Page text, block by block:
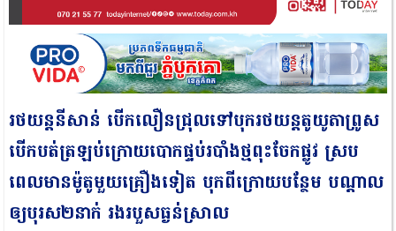
រថយន្តនីសាន់ បើកលឿនជ្រុលទៅបុករថយន្តតូយូតាព្រូស
បើកបត់ត្រឡប់ក្រោយបោកផ្ទប់របាំងថ្មពុះចែកផ្លូវ ស្រប
ពេលមានម៉ូតូមួយគ្រឿងទៀត បុកពីក្រោយបន្ថែម បណ្តាល
ឲ្យបុរស២នាក់ រងរបួសធ្ងន់ស្រាល